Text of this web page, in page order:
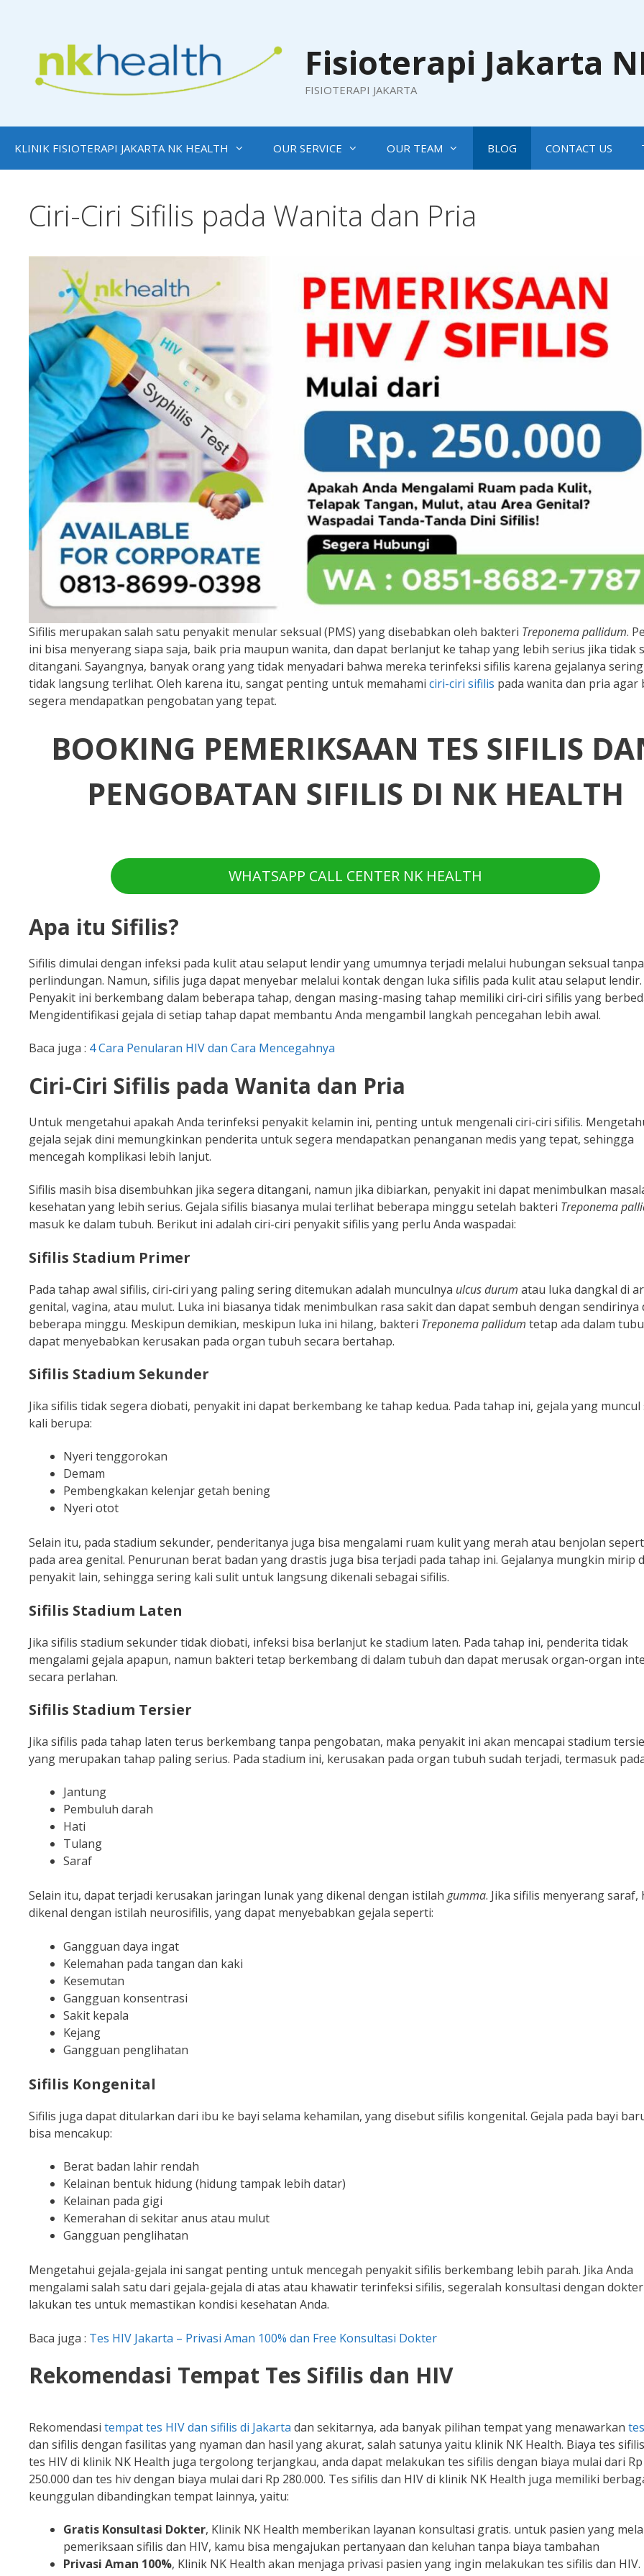
Fisioterapi Jakarta
FISIOTERAPI JAKARTA
KLINIK FISIOTERAPI JAKARTA NK HEALTH OUR SERVICE OUR TEAM BLOG CONTACT US
Ciri-Ciri Sifilis pada Wanita dan Pria
Sifilis merupakan salah satu penyakit menular seksual (PMS) yang disebabkan oleh bakteri Treponema pallidum.
ini bisa menyerang siapa saja, baik pria maupun wanita, dan dapat berlanjut ke tahap yang lebih serius jika tidak
ditangani. Sayangnya, banyak orang yang tidak menyadari bahwa mereka terinfeksi sifilis karena gejalanya
tidak langsung terlihat. Oleh karena itu, sangat penting untuk memahami ciri-ciri sifilis pada wanita dan pria agar
segera mendapatkan pengobatan yang tepat.
BOOKING PEMERIKSAAN TES SIFILIS
PENGOBATAN SIFILIS DI NK HEALTH
WHATSAPP CALL CENTER NK HEALTH
Apa itu Sifilis?
Sifilis dimulai dengan infeksi pada kulit atau selaput lendir yang umumnya terjadi melalui hubungan seksual tanpa
perlindungan. Namun, sifilis juga dapat menyebar melalui kontak dengan luka sifilis pada kulit atau selaput lendir.
Penyakit ini berkembang dalam beberapa tahap, dengan masing-masing tahap memiliki ciri-ciri sifilis yang
Mengidentifikasi gejala di setiap tahap dapat membantu Anda mengambil langkah pencegahan lebih awal.
Baca juga : 4 Cara Penularan HIV dan Cara Mencegahnya
Ciri-Ciri Sifilis pada Wanita dan Pria
Untuk mengetahui apakah Anda terinfeksi penyakit kelamin ini, penting untuk mengenali ciri-ciri sifilis.
gejala sejak dini memungkinkan penderita untuk segera mendapatkan penanganan medis yang tepat, sehingga
mencegah komplikasi lebih lanjut.
Sifilis masih bisa disembuhkan jika segera ditangani, namun jika dibiarkan, penyakit ini dapat menimbulkan
kesehatan yang lebih serius. Gejala sifilis biasanya mulai terlihat beberapa minggu setelah bakteri Treponema
masuk ke dalam tubuh. Berikut ini adalah ciri-ciri penyakit sifilis yang perlu Anda waspadai:
Sifilis Stadium Primer
Pada tahap awal sifilis, ciri-ciri yang paling sering ditemukan adalah munculnya ulcus durum atau luka dangkal di
genital, vagina, atau mulut. Luka ini biasanya tidak menimbulkan rasa sakit dan dapat sembuh dengan sendirinya
beberapa minggu. Meskipun demikian, meskipun luka ini hilang, bakteri Treponema pallidum tetap ada dalam
dapat menyebabkan kerusakan pada organ tubuh secara bertahap.
Sifilis Stadium Sekunder
Jika sifilis tidak segera diobati, penyakit ini dapat berkembang ke tahap kedua. Pada tahap ini, gejala yang
kali berupa:
Nyeri tenggorokan
Demam
Pembengkakan kelenjar getah bening
Nyeri otot
Selain itu, pada stadium sekunder, penderitanya juga bisa mengalami ruam kulit yang merah atau benjolan
pada area genital. Penurunan berat badan yang drastis juga bisa terjadi pada tahap ini. Gejalanya mungkin mirip
penyakit lain, sehingga sering kali sulit untuk langsung dikenali sebagai sifilis.
Sifilis Stadium Laten
Jika sifilis stadium sekunder tidak diobati, infeksi bisa berlanjut ke stadium laten. Pada tahap ini, penderita tidak
mengalami gejala apapun, namun bakteri tetap berkembang di dalam tubuh dan dapat merusak organ-organ
secara perlahan.
Sifilis Stadium Tersier
Jika sifilis pada tahap laten terus berkembang tanpa pengobatan, maka penyakit ini akan mencapai stadium
yang merupakan tahap paling serius. Pada stadium ini, kerusakan pada organ tubuh sudah terjadi, termasuk
Jantung
Pembuluh darah
Hati
Tulang
Saraf
Selain itu, dapat terjadi kerusakan jaringan lunak yang dikenal dengan istilahgumma. Jika sifilis menyerang saraf,
dikenal dengan istilah neurosifilis, yang dapat menyebabkan gejala seperti:
Gangguan daya ingat
Kelemahan pada tangan dan kaki
Kesemutan
Gangguan konsentrasi
Sakit kepala
Kejang
Gangguan penglihatan
Sifilis Kongenital
Sifilis juga dapat ditularkan dari ibu ke bayi selama kehamilan, yang disebut sifilis kongenital. Gejala pada bayi
bisa mencakup:
Berat badan lahir rendah
Kelainan bentuk hidung (hidung tampak lebih datar)
Kelainan pada gigi
Kemerahan di sekitar anus atau mulut
Gangguan penglihatan
Mengetahui gejala-gejala ini sangat penting untuk mencegah penyakit sifilis berkembang lebih parah. Jika Anda
mengalami salah satu dari gejala-gejala di atas atau khawatir terinfeksi sifilis, segeralah konsultasi dengan
lakukan tes untuk memastikan kondisi kesehatan Anda.
Baca juga : Tes HIV Jakarta – Privasi Aman 100% dan Free Konsultasi Dokter
Rekomendasi Tempat Tes Sifilis dan HIV
Rekomendasi tempat tes HIV dan sifilis di Jakarta dan sekitarnya, ada banyak pilihan tempat yang menawarkan
dan sifilis dengan fasilitas yang nyaman dan hasil yang akurat, salah satunya yaitu klinik NK Health. Biaya tes
tes HIV di klinik NK Health juga tergolong terjangkau, anda dapat melakukan tes sifilis dengan biaya mulai dari Rp
250.000 dan tes hiv dengan biaya mulai dari Rp 280.000. Tes sifilis dan HIV di klinik NK Health juga memiliki
keunggulan dibandingkan tempat lainnya, yaitu:
Gratis Konsultasi Dokter, Klinik NK Health memberikan layanan konsultasi gratis. untuk pasien yang
pemeriksaan sifilis dan HIV, kamu bisa mengajukan pertanyaan dan keluhan tanpa biaya tambahan
Privasi Aman 100%, Klinik NK Health akan menjaga privasi pasien yang ingin melakukan tes sifilis dan HIV.